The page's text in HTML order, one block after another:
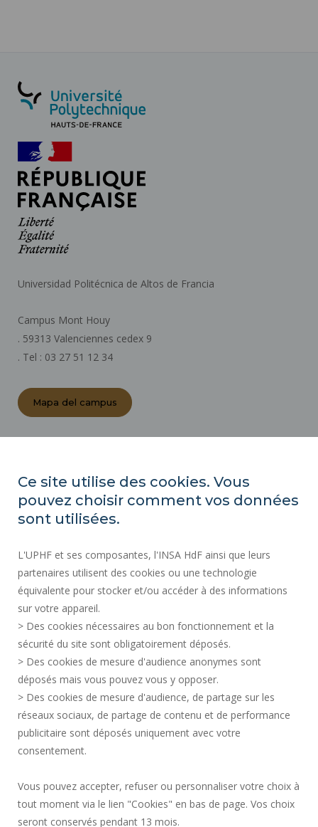
Universidad Politécnica de Altos de Francia
Campus Mont Houy
. 59313 Valenciennes cedex 9
. Tel : 03 27 51 12 34
Mapa del campus
MAPA DEL SITIO
ACCESIBILIDAD
INFORMACIÓN LEGAL
CONTACTOS
SERVICIOS PÚBLICOS +
CRÉDITOS
DOY MI OPINIÓN
ACCESIBILIDAD: NO CONFORME
¡Únete a nosotros!
Ce site utilise des cookies. Vous
pouvez choisir comment vos données
sont utilisées.
L'UPHF et ses composantes, l'INSA HdF ainsi que leurs
partenaires utilisent des cookies ou une technologie
équivalente pour stocker et/ou accéder à des informations
sur votre appareil.
> Des cookies nécessaires au bon fonctionnement et la
sécurité du site sont obligatoirement déposés.
> Des cookies de mesure d'audience anonymes sont
déposés mais vous pouvez vous y opposer.
> Des cookies de mesure d'audience, de partage sur les
réseaux sociaux, de partage de contenu et de performance
publicitaire sont déposés uniquement avec votre
consentement.
Vous pouvez accepter, refuser ou personnaliser votre choix à
tout moment via le lien "Cookies" en bas de page. Vos choix
seront conservés pendant 13 mois.